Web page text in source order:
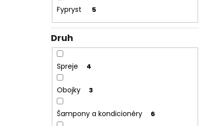
Fypryst 5
Druh
Spreje 4
Obojky 3
Šampony a kondicionéry 6